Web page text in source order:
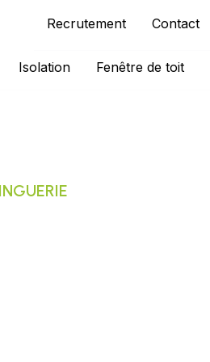
Recrutement Contact
Isolation Fenêtre de toit